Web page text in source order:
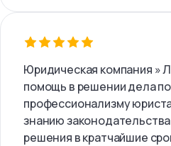
Юридическая компания »
помощь в решении дела
профессионализму
знанию
решения в кратчайшие